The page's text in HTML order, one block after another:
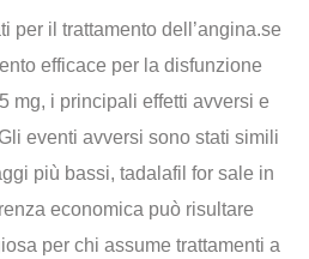
per il trattamento dell’angina.se
efficace per la disfunzione
mg, i principali effetti avversi e
eventi avversi sono stati simili
più bassi, tadalafil for sale in
economica può risultare
per chi assume trattamenti a